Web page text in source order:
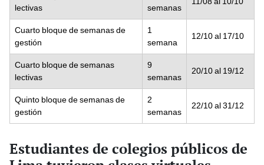
lectivas
semanas
Cuarto bloque de semanas de
gestión
1
semana
12/10 al 17/10
Cuarto bloque de semanas
lectivas
9
semanas
20/10 al 19/12
Quinto bloque de semanas de
gestión
2
semanas
22/10 al 31/12
Estudiantes de colegios públicos de